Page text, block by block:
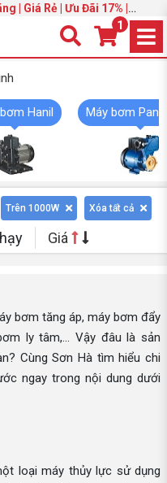
| Giá Rẻ | Ưu Đãi 17% |
1
Hanil Máy bơm
Trên 1000W Xóa tất cả
Giá
bơm tăng áp, máy bơm đẩy
ly tâm,... Vậy đâu là sản
Cùng Sơn Hà tìm hiểu chi
ngay trong nội dung dưới
loại máy thủy lực sử dụng